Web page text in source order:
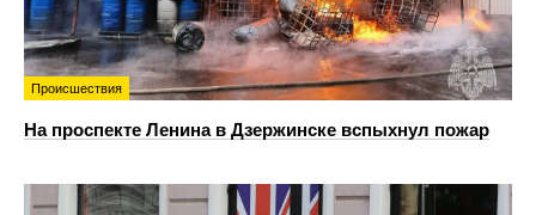
Происшествия
На проспекте Ленина в Дзержинске вспыхнул пожар